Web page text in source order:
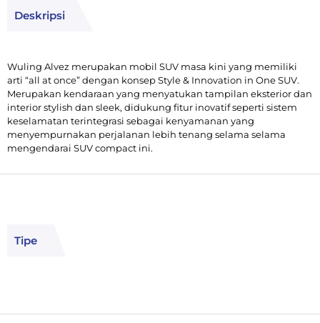
Deskripsi
Wuling Alvez merupakan mobil SUV masa kini yang memiliki
arti “all at once” dengan konsep Style & Innovation in One SUV.
Merupakan kendaraan yang menyatukan tampilan eksterior dan
interior stylish dan sleek, didukung fitur inovatif seperti sistem
keselamatan terintegrasi sebagai kenyamanan yang
menyempurnakan perjalanan lebih tenang selama selama
mengendarai SUV compact ini.
Tipe